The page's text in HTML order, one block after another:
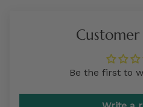
Customer
Be the first to